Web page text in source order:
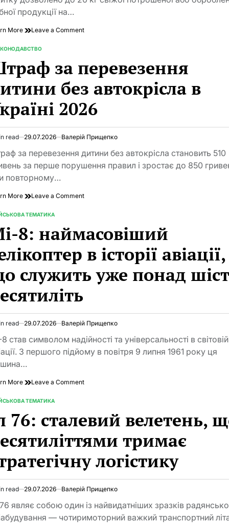
продукції на…
More Leave a Commenton
рибу
в
Польщу:
повні
правила,
ліміти
поради
2026
рік
за перевезення
без автокрісла в
2026
read 29.07.2026 Валерій Прищепко
за перевезення дитини без автокрісла становить 510
за перше порушення правил і зростає до 850
повторному…
More Leave a Commenton
дитини
без
автокрісла
в
2026
ТЕМАТИКА
8: наймасовіший
в історії авіації,
служить уже понад
read 29.07.2026 Валерій Прищепко
став символом надійності та універсальності в світовій
З першого підйому в повітря 9 липня 1961 року ця
More Leave a Commenton
в
історії
авіації,
що
уже
десятиліть
ТЕМАТИКА
76: сталевий велетень,
тримає
логістику
read 29.07.2026 Валерій Прищепко
являє собою один із найвидатніших зразків
— чотиримоторний важкий транспортний